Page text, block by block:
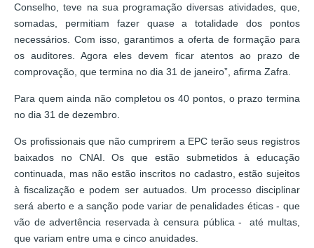
Conselho, teve na sua programação diversas atividades, que,
somadas, permitiam fazer quase a totalidade dos pontos
necessários. Com isso, garantimos a oferta de formação para
os auditores. Agora eles devem ficar atentos ao prazo de
comprovação, que termina no dia 31 de janeiro”, afirma Zafra.
Para quem ainda não completou os 40 pontos, o prazo termina
no dia 31 de dezembro.
Os profissionais que não cumprirem a EPC terão seus registros
baixados no CNAI. Os que estão submetidos à educação
continuada, mas não estão inscritos no cadastro, estão sujeitos
à fiscalização e podem ser autuados. Um processo disciplinar
será aberto e a sanção pode variar de penalidades éticas - que
vão de advertência reservada à censura pública - até multas,
que variam entre uma e cinco anuidades.